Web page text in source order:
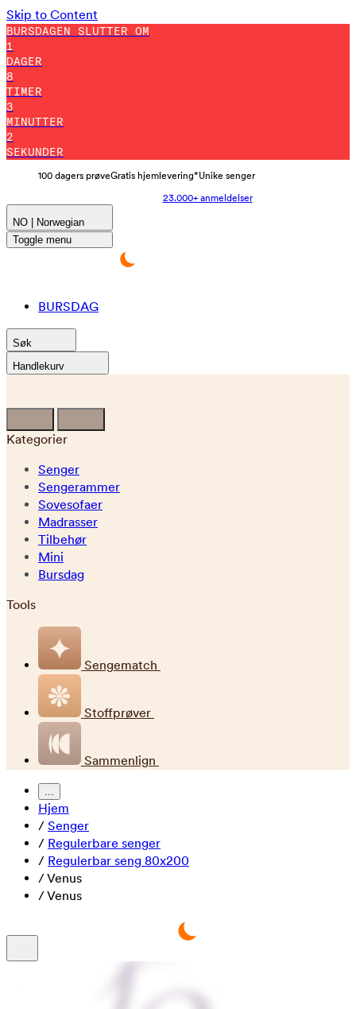
Skip to Content
BURSDAGEN SLUTTER OM
1
DAGER
8
TIMER
2
MINUTTER
50
SEKUNDER
100 dagers prøveGratis hjemlevering*Unike senger
23.000+ anmeldelser
NO | Norwegian
Toggle menu
BURSDAG
Søk
Handlekurv
Kategorier
Senger
Sengerammer
Sovesofaer
Madrasser
Tilbehør
Mini
Bursdag
Tools
Sengematch
Stoffprøver
Sammenlign
...
Hjem
/ Senger
/ Regulerbare senger
/ Regulerbar seng 80x200
/Venus
/Venus